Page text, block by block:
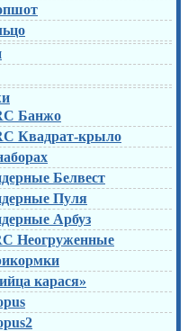
Банжо
Квадрат-крыло
Белвест
Пуля
Арбуз
Неогруженные
карася»